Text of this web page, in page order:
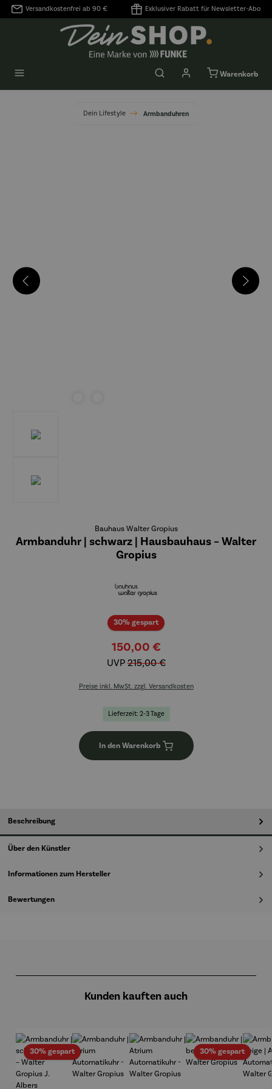
springen
Versandkostenfrei ab 90 € Exklusiver Rabatt für Newsletter-Abo
Warenkorb
Dein Lifestyle Armbanduhren
Bauhaus Walter Gropius
Armbanduhr | schwarz | Hausbauhaus – Walter
Gropius
30% gespartRabatt
150,00 €
UVP215,00 €
Preise inkl. MwSt. zzgl. Versandkosten
Lieferzeit: 2-3 Tage
In den Warenkorb
Beschreibung
Über den Künstler
Informationen zum Hersteller
Bewertungen
Kunden kauften auch
30% gespartRabatt 30% gespartRabatt